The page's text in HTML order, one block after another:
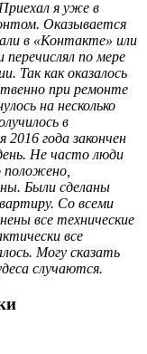
я уже в
Оказывается
в «Контакте» или
по мере
Так как оказалось
при ремонте
на несколько
в
2016 года закончен
Не часто люди
положено,
Были сделаны
Со всеми
все технические
все
Могу сказать
случаются.